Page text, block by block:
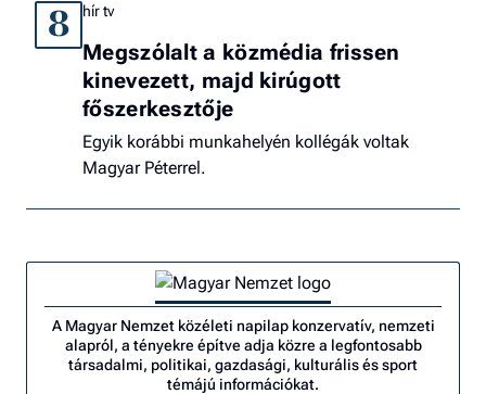
8 hír tv
Megszólalt a közmédia frissen
kinevezett, majd kirúgott
főszerkesztője
Egyik korábbi munkahelyén kollégák voltak
Magyar Péterrel.
A Magyar Nemzet közéleti napilap konzervatív, nemzeti
alapról, a tényekre építve adja közre a legfontosabb
társadalmi, politikai, gazdasági, kulturális és sport
témájú információkat.